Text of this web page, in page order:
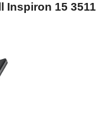
Inspiron 15 3511